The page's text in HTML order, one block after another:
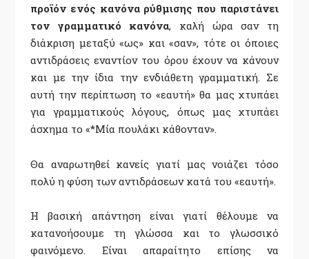
προϊόν ενός κανόνα ρύθμισης που παριστάνει
τον γραμματικό κανόνα, καλή ώρα σαν τη
διάκριση μεταξύ «ως» και «σαν», τότε οι όποιες
αντιδράσεις εναντίον του όρου έχουν να κάνουν
και με την ίδια την ενδιάθετη γραμματική. Σε
αυτή την περίπτωση το «εαυτή» θα μας χτυπάει
για γραμματικούς λόγους, όπως μας χτυπάει
άσχημα το «*Μία πουλάκι κάθονταν».
Θα αναρωτηθεί κανείς γιατί μας νοιάζει τόσο
πολύ η φύση των αντιδράσεων κατά του «εαυτή».
Η βασική απάντηση είναι γιατί θέλουμε να
κατανοήσουμε τη γλώσσα και το γλωσσικό
φαινόμενο. Είναι απαραίτητο επίσης να